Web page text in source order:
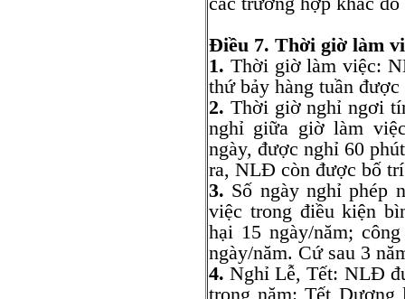
Điều 7. Thời giờ làm
1. Thời giờ làm việc:
thứ bảy hàng tuần
2. Thời giờ nghỉ ngơi
nghỉ giữa giờ làm
ngày, được nghỉ 60
ra, NLĐ còn được bố
3. Số ngày nghỉ phép
việc trong điều kiện
hại 15 ngày/năm;
ngày/năm. Cứ sau 3
4. Nghỉ Lễ, Tết: NLĐ
trong năm: Tết